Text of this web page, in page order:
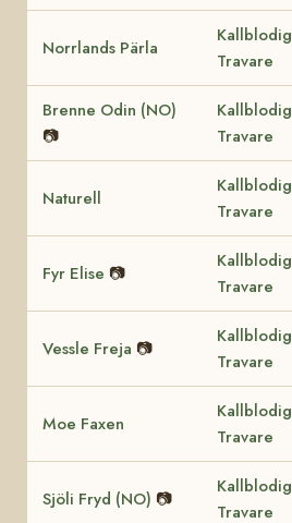
Norrlands Pärla
Kallblodig
Travare
Brenne Odin (NO)
📷
Kallblodig
Travare
Naturell
Kallblodig
Travare
Fyr Elise 📷
Kallblodig
Travare
Vessle Freja 📷
Kallblodig
Travare
Moe Faxen
Kallblodig
Travare
Sjöli Fryd (NO) 📷
Kallblodig
Travare